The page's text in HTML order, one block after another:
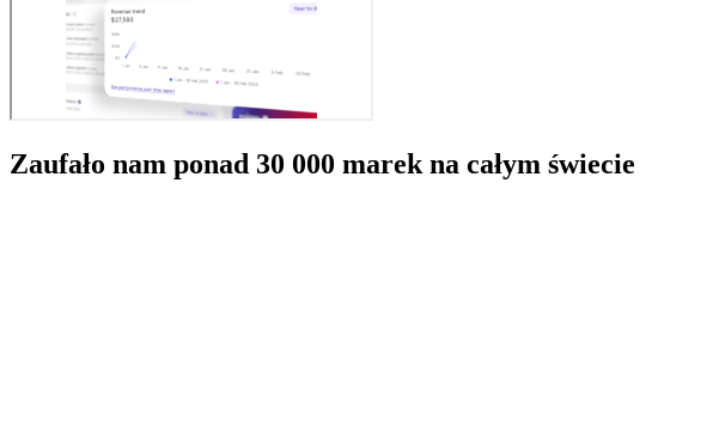
Zaufało nam ponad 30 000 marek na całym świecie